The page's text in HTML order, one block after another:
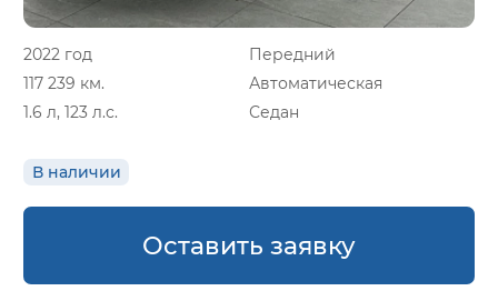
2022 год
Передний
117 239 км.
Автоматическая
1.6 л, 123 л.с.
Седан
В наличии
Оставить заявку